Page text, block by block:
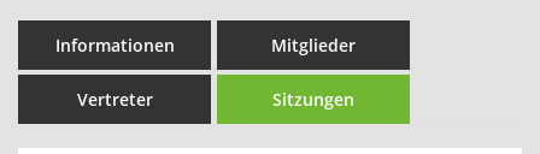
Informationen Mitglieder
Vertreter Sitzungen